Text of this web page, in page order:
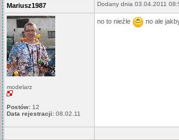
Mariusz1987 Dodany dnia 03.04.2011
modelarz
Postów: 12
Data rejestracji: 08.02.11
no to nieźle no ale